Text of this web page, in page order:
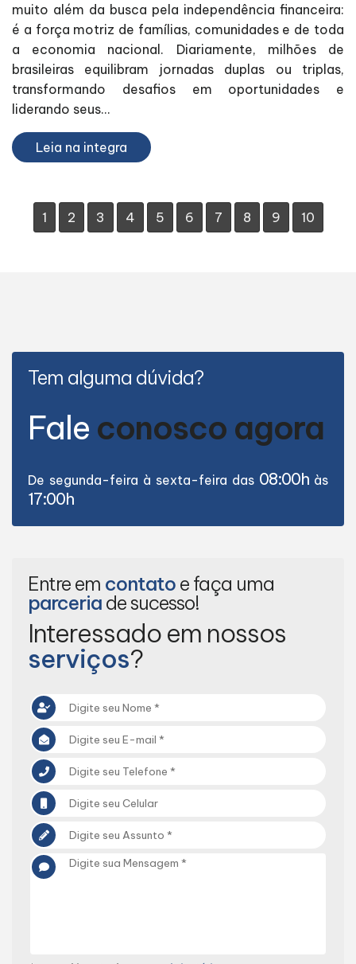
muito além da busca pela independência financeira:
é a força motriz de famílias, comunidades e de toda
a economia nacional. Diariamente, milhões de
brasileiras equilibram jornadas duplas ou triplas,
transformando desafios em oportunidades e
liderando seus...
Leia na integra
1 2 3 4 5 6 7 8 9 10
Tem alguma dúvida?
Fale conosco agora
De segunda-feira à sexta-feira das 08:00h às
17:00h
Entre em contato e faça uma
parceria de sucesso!
Interessado em nossos
serviços?